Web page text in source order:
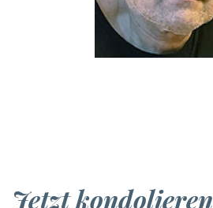
Jetzt kondolieren